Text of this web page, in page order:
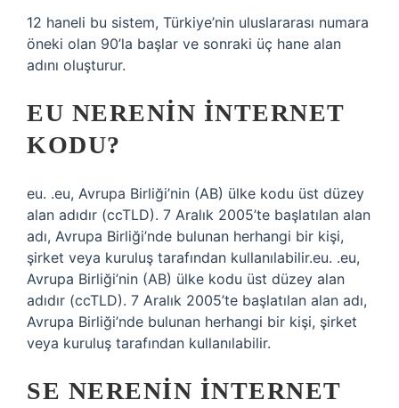
12 haneli bu sistem, Türkiye’nin uluslararası numara
öneki olan 90’la başlar ve sonraki üç hane alan
adını oluşturur.
EU NERENIN INTERNET
KODU?
eu. .eu, Avrupa Birliği’nin (AB) ülke kodu üst düzey
alan adıdır (ccTLD). 7 Aralık 2005’te başlatılan alan
adı, Avrupa Birliği’nde bulunan herhangi bir kişi,
şirket veya kuruluş tarafından kullanılabilir.eu. .eu,
Avrupa Birliği’nin (AB) ülke kodu üst düzey alan
adıdır (ccTLD). 7 Aralık 2005’te başlatılan alan adı,
Avrupa Birliği’nde bulunan herhangi bir kişi, şirket
veya kuruluş tarafından kullanılabilir.
SE NERENIN INTERNET